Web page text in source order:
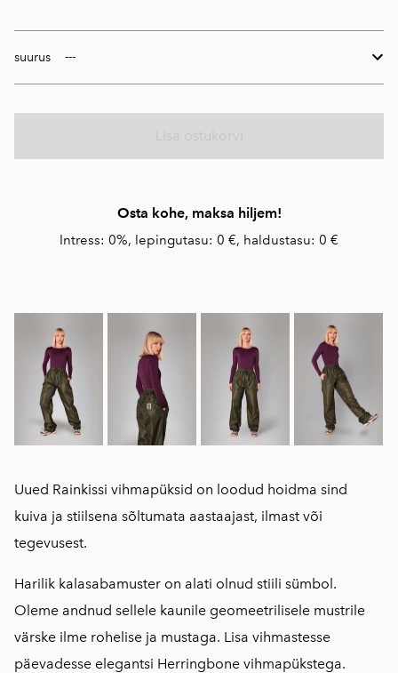
suurus
Osta kohe, maksa hiljem!
Intress: 0%, lepingutasu: 0 €, haldustasu: 0 €
Uued Rainkissi vihmapüksid on loodud hoidma sind
kuiva ja stiilsena sõltumata aastaajast, ilmast või
tegevusest.
Harilik kalasabamuster on alati olnud stiili sümbol.
Oleme andnud sellele kaunile geomeetrilisele mustrile
värske ilme rohelise ja mustaga. Lisa vihmastesse
päevadesse elegantsi Herringbone vihmapükstega.